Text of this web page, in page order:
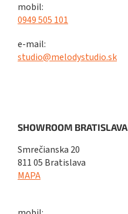
mobil:
0949 505 101
e-mail:
studio@melodystudio.sk
SHOWROOM BRATISLAVA
Smrečianska 20
811 05 Bratislava
MAPA